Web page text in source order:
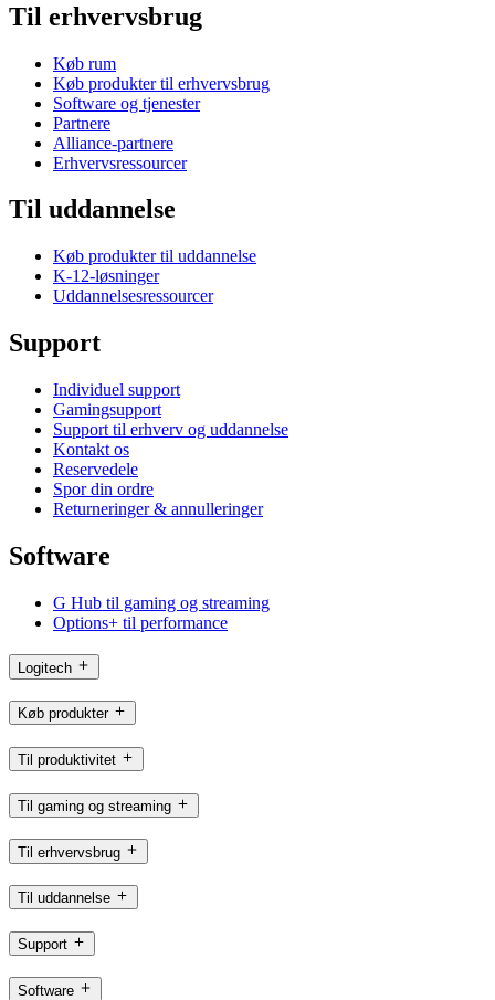
Til erhvervsbrug
Køb rum
Køb produkter til erhvervsbrug
Software og tjenester
Partnere
Alliance-partnere
Erhvervsressourcer
Til uddannelse
Køb produkter til uddannelse
K-12-løsninger
Uddannelsesressourcer
Support
Individuel support
Gamingsupport
Support til erhverv og uddannelse
Kontakt os
Reservedele
Spor din ordre
Returneringer & annulleringer
Software
G Hub til gaming og streaming
Options+ til performance
Logitech
Køb produkter
Til produktivitet
Til gaming og streaming
Til erhvervsbrug
Til uddannelse
Support
Software